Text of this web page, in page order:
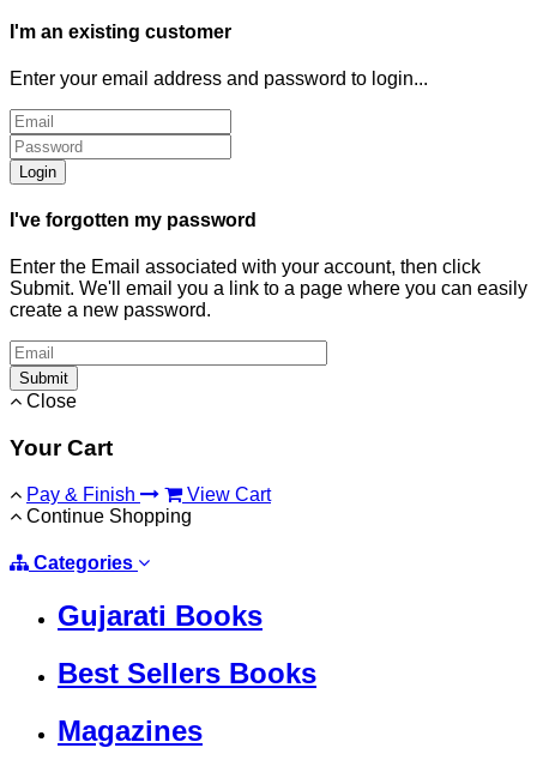
I'm an existing customer
Enter your email address and password to login...
Login
I've forgotten my password
Enter the Email associated with your account, then click
Submit. We'll email you a link to a page where you can easily
create a new password.
Submit
Close
Your Cart
Pay & Finish
View Cart
Continue Shopping
Categories
Gujarati Books
Best Sellers Books
Magazines